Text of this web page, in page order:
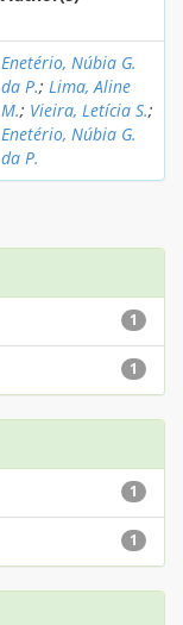
Enetério, Núbia G.
da P.; Lima, Aline
M.; Vieira, Letícia S.;
Enetério, Núbia G.
da P.
1
1
1
1